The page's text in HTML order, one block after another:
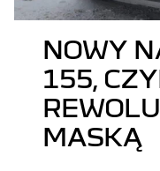
NOWY
155,
MASKĄ